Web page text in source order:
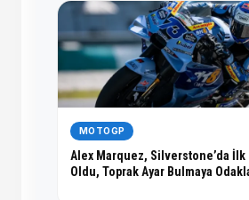
MOTOGP
Alex Marquez, Silverstone’da İlk
Oldu, Toprak Ayar Bulmaya